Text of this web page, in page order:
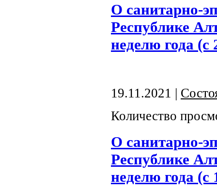
О санитарно-
Республике
неделю года (с
19.11.2021 |
Количество
О санитарно-
Республике
неделю года (с